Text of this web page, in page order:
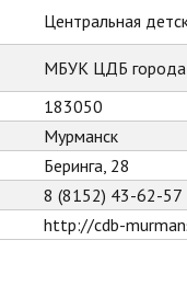
Центральная
МБУК ЦДБ города
183050
Мурманск
Беринга, 28
8 (8152) 43-62-57
http://cdb-